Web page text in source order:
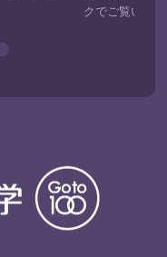
クでご覧いた